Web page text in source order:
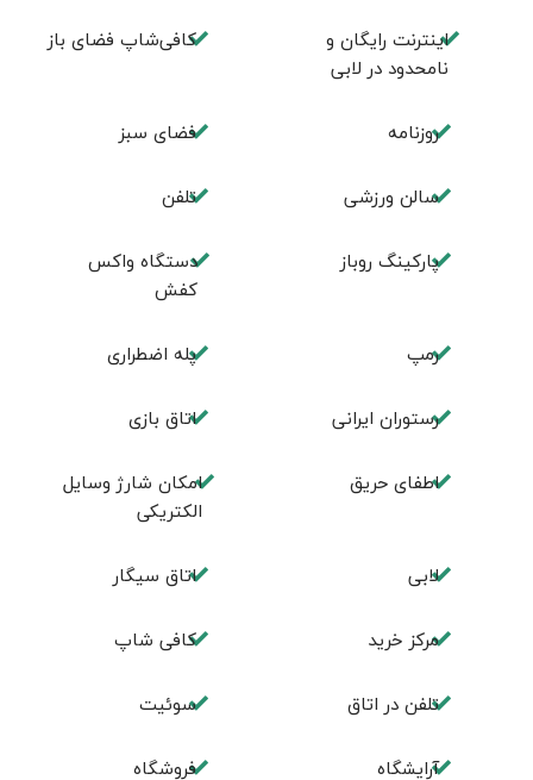
اینترنت رایگان و
نامحدود در لابی
کافی‌شاپ فضای باز
روزنامه فضای سبز
سالن ورزشی تلفن
پارکینگ روباز
دستگاه واکس
کفش
رمپ پله اضطراری
رستوران ایرانی اتاق بازی
اطفای حریق
امکان شارژ وسایل
الکتریکی
لابی اتاق سیگار
مرکز خرید کافی شاپ
تلفن در اتاق سوئیت
آرایشگاه فروشگاه